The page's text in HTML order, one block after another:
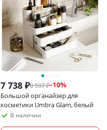
7 738 ₽8 597₽-10%
Большой органайзер для
косметики Umbra Glam, белый
В наличии